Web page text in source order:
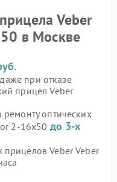
Veber
в Москве
даже при отказе
прицел Veber
оптических
2-16x50 до 3-х
Veber Veber